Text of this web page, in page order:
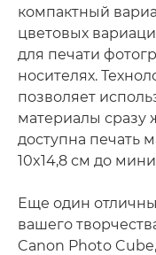
компактный
цветовых
для печати
носителях.
позволяет
материалы сразу
доступна печать
10x14,8 см до
Еще один
вашего
Canon Photo